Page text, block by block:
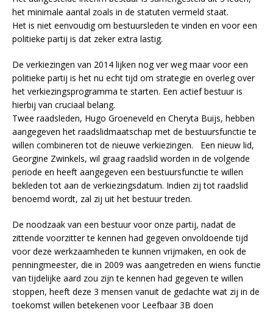
het minimale aantal zoals in de statuten vermeld staat.
Het is niet eenvoudig om bestuursleden te vinden en voor een
politieke partij is dat zeker extra lastig.
De verkiezingen van 2014 lijken nog ver weg maar voor een
politieke partij is het nu echt tijd om strategie en overleg over
het verkiezingsprogramma te starten. Een actief bestuur is
hierbij van cruciaal belang.
Twee raadsleden, Hugo Groeneveld en Cheryta Buijs, hebben
aangegeven het raadslidmaatschap met de bestuursfunctie te
willen combineren tot de nieuwe verkiezingen. Een nieuw lid,
Georgine Zwinkels, wil graag raadslid worden in de volgende
periode en heeft aangegeven een bestuursfunctie te willen
bekleden tot aan de verkiezingsdatum. Indien zij tot raadslid
benoemd wordt, zal zij uit het bestuur treden.
De noodzaak van een bestuur voor onze partij, nadat de
zittende voorzitter te kennen had gegeven onvoldoende tijd
voor deze werkzaamheden te kunnen vrijmaken, en ook de
penningmeester, die in 2009 was aangetreden en wiens functie
van tijdelijke aard zou zijn te kennen had gegeven te willen
stoppen, heeft deze 3 mensen vanuit de gedachte wat zij in de
toekomst willen betekenen voor Leefbaar 3B doen